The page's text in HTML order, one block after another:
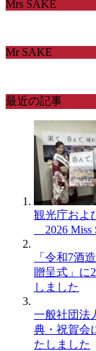
Mrs SAKE
Mr SAKE
最近の記事
観光庁およ
＿2026
「令和7酒
贈呈式」に
しました
一般社団法
典・祝賀会
たしました